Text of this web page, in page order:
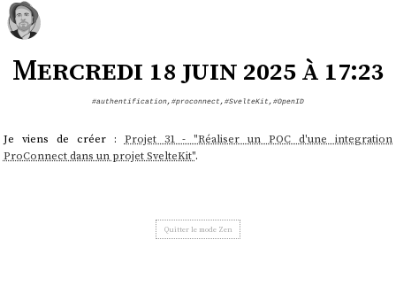
Mercredi 18 juin 2025 à 17:23
#authentification, #proconnect, #SvelteKit, #OpenID
Je viens de créer : Projet 31 - "Réaliser un POC d'une integration
ProConnect dans un projet SvelteKit".
Quitter le mode Zen